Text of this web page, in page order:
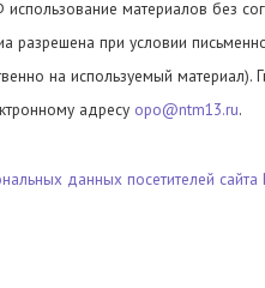
материалов без
при условии
на используемый материал).
адресу opo@ntm13.ru.
данных посетителей